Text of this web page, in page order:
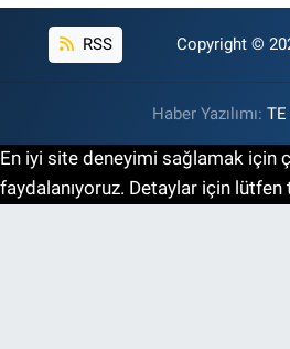
RSS Copyright ©
Haber Yazılımı:
En iyi site deneyimi sağlamak için
faydalanıyoruz. Detaylar için lütfen